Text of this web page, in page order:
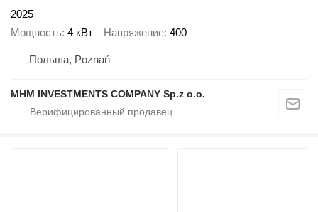
2025
Мощность 4 кВт Напряжение 400
Польша, Poznań
MHM INVESTMENTS COMPANY Sp.z o.o.